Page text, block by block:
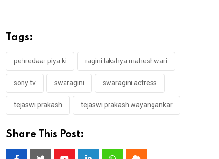
Tags:
pehredaar piya ki ragini lakshya maheshwari
sony tv swaragini swaragini actress
tejaswi prakash tejaswi prakash wayangankar
Share This Post: